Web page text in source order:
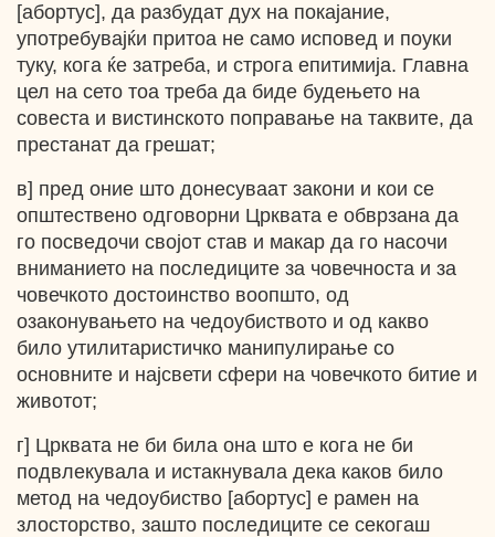
[абортус], да разбудат дух на покајание,
употребувајќи притоа не само исповед и поуки
туку, кога ќе затреба, и строга епитимија. Главна
цел на сето тоа треба да биде будењето на
совеста и вистинското поправање на таквите, да
престанат да грешат;
в] пред оние што донесуваат закони и кои се
општествено одговорни Црквата е обврзана да
го посведочи својот став и макар да го насочи
вниманието на последиците за човечноста и за
човечкото достоинство воопшто, од
озаконувањето на чедоубиството и од какво
било утилитаристичко манипулирање со
основните и најсвети сфери на човечкото битие и
животот;
г] Црквата не би била она што е кога не би
подвлекувала и истакнувала дека каков било
метод на чедоубиство [абортус] е рамен на
злосторство, зашто последиците се секогаш